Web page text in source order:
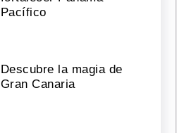
Pacífico
Descubre la magia de
Gran Canaria